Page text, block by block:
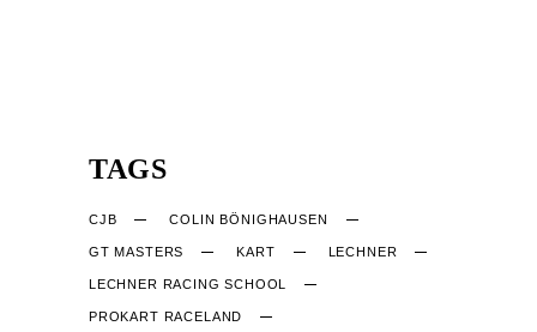
TAGS
CJB COLIN BÖNIGHAUSEN
GT MASTERS KART LECHNER
LECHNER RACING SCHOOL
PROKART RACELAND